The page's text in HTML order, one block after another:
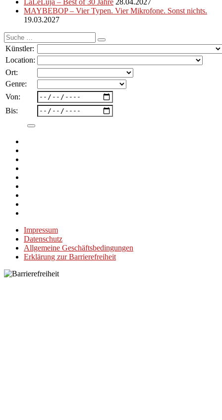
MAYBEBOP – Vier Typen. Vier Mikrofone. Sonst nichts.
19.03.2027
Suche
nach:
Künstler:
Location:
Ort:
Genre:
Von:
Bis:
Impressum
Datenschutz
Allgemeine Geschäftsbedingungen
Erklärung zur Barrierefreiheit